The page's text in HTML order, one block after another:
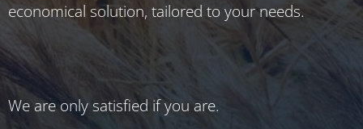
economical solution, tailored to your needs.
We are only satisfied if you are.